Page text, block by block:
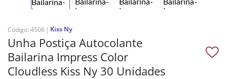
Código: 4506 Kiss Ny
Unha Postiça Autocolante
Bailarina Impress Color
Cloudless Kiss Ny 30 Unidades